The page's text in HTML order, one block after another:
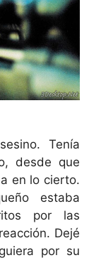
Tenía
desde que
en lo cierto.
estaba
por las
Dejé
por su